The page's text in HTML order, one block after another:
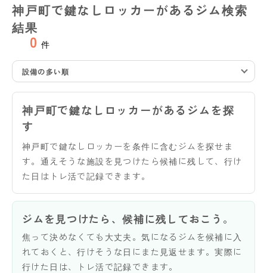
神戸町で鍵なしロッカーがあるジム検索
結果
0 件
設備の多い順
神戸町で鍵なしロッカーがあるジムを探
す
神戸町で鍵なしロッカーを条件に含むジムを探せま
す。通えそうな施設を見つけたら候補に残して、行け
た日はトレ活で記録できます。
ジムを見つけたら、候補に残しておこう。
焦って決めなくても大丈夫。気になるジムを候補に入
れておくと、行けそうな日にまた見返せます。実際に
行けた日は、トレ活で記録できます。